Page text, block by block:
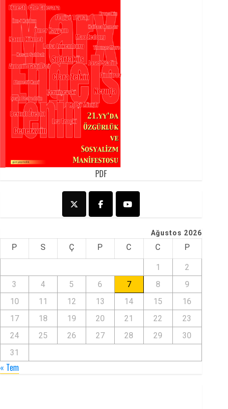
PDF
Ağustos 2026
P S Ç P C C P
1
2
3
4 5 6 7 8
9
10
11 12 13 14 15
16
17
18 19 20 21 22
23
24
25 26 27 28 29
30
31
« Tem